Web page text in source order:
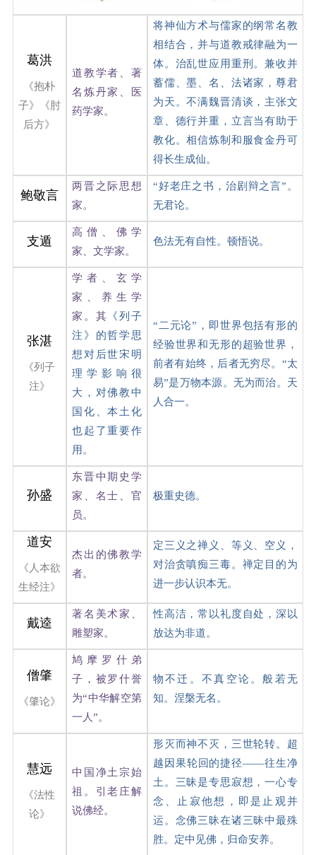
葛洪
《抱朴
子》《肘
后方》
道教学者、著
名炼丹家、医
药学家。
将神仙方术与儒家的纲常名教
相结合，并与道教戒律融为一
体。治乱世应用重刑。兼收并
蓄儒、墨、名、法诸家，尊君
为天。不满魏晋清谈，主张文
章、德行并重，立言当有助于
教化。相信炼制和服食金丹可
得长生成仙。
鲍敬言
两晋之际思想
家。
“好老庄之书，治剧辩之言”。
无君论。
支遁
高僧、佛学
家、文学家。
色法无有自性。顿悟说。
张湛
《列子
注》
学者、玄学
家、养生学
家。其 《列子
注》的哲学思
想对后世宋明
理学影响很
大，对佛教中
国化、本土化
也起了重要作
用。
“二元论”，即世界包括有形的
经验世界和无形的超验世界，
前者有始终，后者无穷尽。“太
易”是万物本源。无为而治。天
人合一。
孙盛
东晋中期史学
家、名士、官
员。
极重史德。
道安
《人本欲
生经注》
杰出的佛教学
者。
定三义之禅义、等义、空义，
对治贪嗔痴三毒。禅定目的为
进一步认识本无。
戴逵
著名美术家、
雕塑家。
性高洁，常以礼度自处，深以
放达为非道。
僧肇
《肇论》
鸠摩罗什弟
子，被罗什誉
为“中华解空第
一人”。
物不迁。不真空论。般若无
知。涅槃无名。
慧远
《法性
论》
中国净土宗始
祖。引老庄解
说佛经。
形灭而神不灭，三世轮转。超
越因果轮回的捷径——往生净
土。三昧是专思寂想，一心专
念、止寂他想，即是止观并
运。念佛三昧在诸三昧中最殊
胜。定中见佛，归命安养。